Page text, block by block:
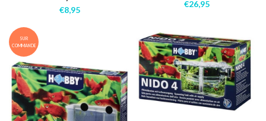
€8,95
€26,95
SUR
COMMANDE